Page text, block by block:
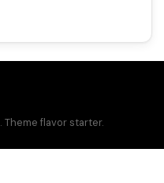
. Theme flavor starter.